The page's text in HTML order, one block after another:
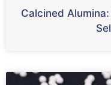
Calcined Alumina